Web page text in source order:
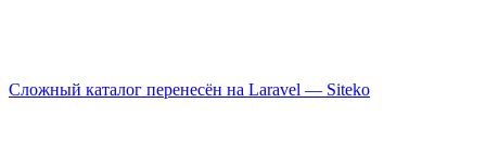
Сложный каталог перенесён на Laravel — Siteko